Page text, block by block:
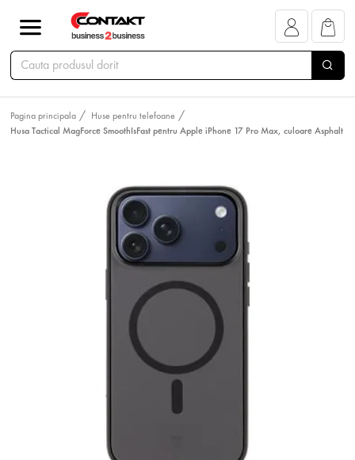
Pagina principala
Huse pentru telefoane
Husa Tactical MagForce SmoothIsFast pentru Apple iPhone 17 Pro Max, culoare Asphalt